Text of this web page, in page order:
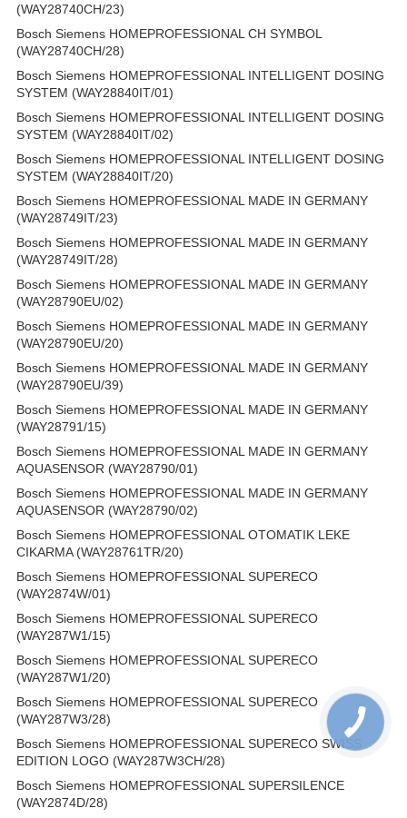
(WAY28740CH/23)
Bosch Siemens HOMEPROFESSIONAL CH SYMBOL
(WAY28740CH/28)
Bosch Siemens HOMEPROFESSIONAL INTELLIGENT DOSING
SYSTEM (WAY28840IT/01)
Bosch Siemens HOMEPROFESSIONAL INTELLIGENT DOSING
SYSTEM (WAY28840IT/02)
Bosch Siemens HOMEPROFESSIONAL INTELLIGENT DOSING
SYSTEM (WAY28840IT/20)
Bosch Siemens HOMEPROFESSIONAL MADE IN GERMANY
(WAY28749IT/23)
Bosch Siemens HOMEPROFESSIONAL MADE IN GERMANY
(WAY28749IT/28)
Bosch Siemens HOMEPROFESSIONAL MADE IN GERMANY
(WAY28790EU/02)
Bosch Siemens HOMEPROFESSIONAL MADE IN GERMANY
(WAY28790EU/20)
Bosch Siemens HOMEPROFESSIONAL MADE IN GERMANY
(WAY28790EU/39)
Bosch Siemens HOMEPROFESSIONAL MADE IN GERMANY
(WAY28791/15)
Bosch Siemens HOMEPROFESSIONAL MADE IN GERMANY
AQUASENSOR (WAY28790/01)
Bosch Siemens HOMEPROFESSIONAL MADE IN GERMANY
AQUASENSOR (WAY28790/02)
Bosch Siemens HOMEPROFESSIONAL OTOMATIK LEKE
CIKARMA (WAY28761TR/20)
Bosch Siemens HOMEPROFESSIONAL SUPERECO
(WAY2874W/01)
Bosch Siemens HOMEPROFESSIONAL SUPERECO
(WAY287W1/15)
Bosch Siemens HOMEPROFESSIONAL SUPERECO
(WAY287W1/20)
Bosch Siemens HOMEPROFESSIONAL SUPERECO
(WAY287W3/28)
Bosch Siemens HOMEPROFESSIONAL SUPERECO SWISS
EDITION LOGO (WAY287W3CH/28)
Bosch Siemens HOMEPROFESSIONAL SUPERSILENCE
(WAY2874D/28)